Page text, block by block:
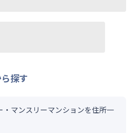
探す
・マンスリーマンションを住所一